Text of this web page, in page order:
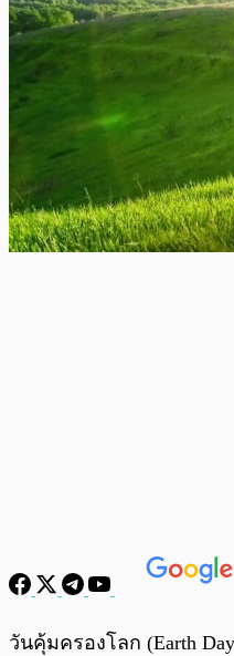
พร้อมเล่น
วันคุ้มครองโลก (Earth